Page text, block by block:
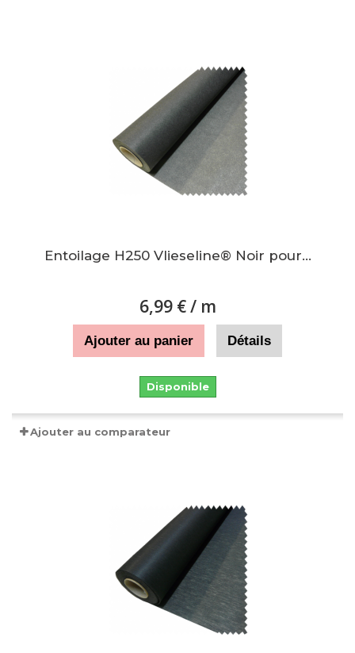
Entoilage H250 Vlieseline® Noir pour...
6,99 €/ m
Ajouter au panier Détails
Disponible
Ajouter au comparateur